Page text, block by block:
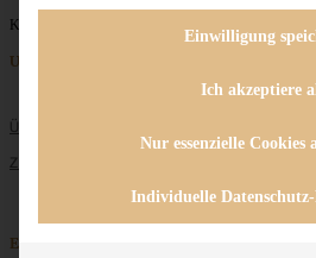
Keine Beiträge gefunden
Unternehmen
ÜBER MICH
ZUSAMMENARBEIT
Entdecken
Einwilligung
Ich akzeptiere
Nur essenzielle Cookies
Individuelle